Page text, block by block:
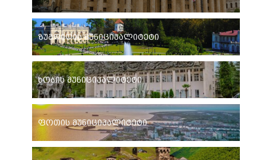
ზუგდიდის მუნიციპალიტეტი
ხობის მუნიციპალიტეტი
ფოთის მუნიციპალიტეტი